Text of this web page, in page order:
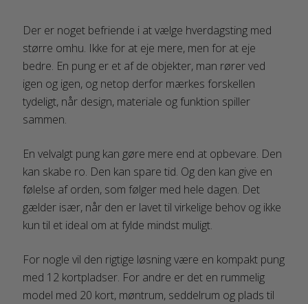
Der er noget befriende i at vælge hverdagsting med
større omhu. Ikke for at eje mere, men for at eje
bedre. En pung er et af de objekter, man rører ved
igen og igen, og netop derfor mærkes forskellen
tydeligt, når design, materiale og funktion spiller
sammen.
En velvalgt pung kan gøre mere end at opbevare. Den
kan skabe ro. Den kan spare tid. Og den kan give en
følelse af orden, som følger med hele dagen. Det
gælder især, når den er lavet til virkelige behov og ikke
kun til et ideal om at fylde mindst muligt.
For nogle vil den rigtige løsning være en kompakt pung
med 12 kortpladser. For andre er det en rummelig
model med 20 kort, møntrum, seddelrum og plads til